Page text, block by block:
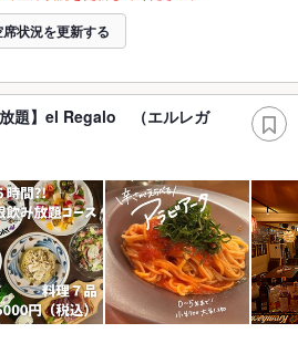
席状況を更新する
放題】el Regalo （エルレガ